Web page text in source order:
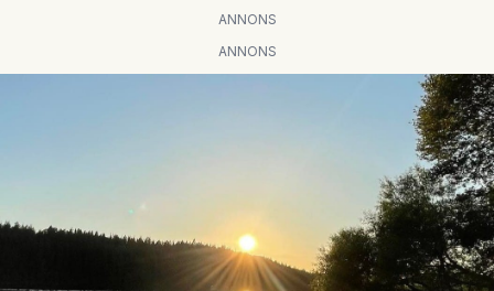
ANNONS
ANNONS